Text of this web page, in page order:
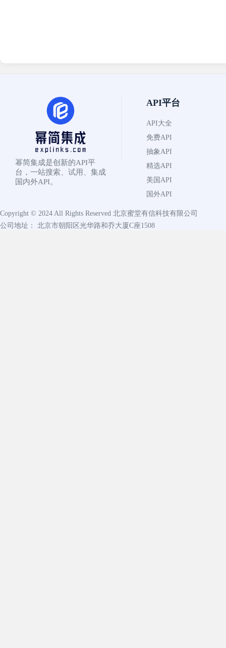
幂简集成是创新的API平
台，一站搜索、试用、集成
国内外API。
API平台
API大全
免费API
抽象API
精选API
美国API
国外API
Copyright © 2024 All Rights Reserved 北京蜜堂有信科技有限公司
公司地址： 北京市朝阳区光华路和乔大厦C座1508